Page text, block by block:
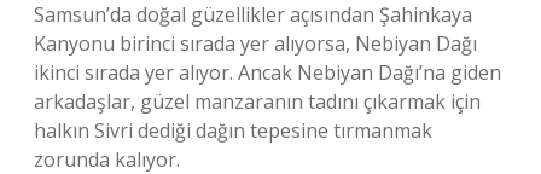
Samsun’da doğal güzellikler açısından Şahinkaya
Kanyonu birinci sırada yer alıyorsa, Nebiyan Dağı
ikinci sırada yer alıyor. Ancak Nebiyan Dağı’na giden
arkadaşlar, güzel manzaranın tadını çıkarmak için
halkın Sivri dediği dağın tepesine tırmanmak
zorunda kalıyor.